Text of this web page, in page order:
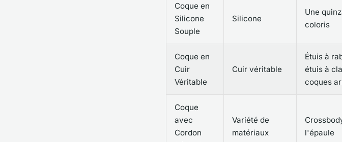
Coque en
Silicone
Souple
Silicone
Une
coloris
Coque en
Cuir
Véritable
Cuir véritable
Étuis à
étuis à
coques
Coque
avec
Cordon
Variété de
matériaux
l'épaule